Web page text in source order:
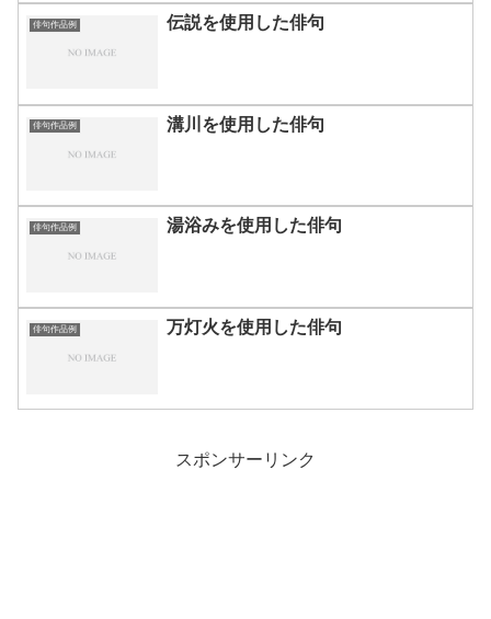
俳句作品例 伝説を使用した俳句
俳句作品例 溝川を使用した俳句
俳句作品例 湯浴みを使用した俳句
俳句作品例 万灯火を使用した俳句
スポンサーリンク